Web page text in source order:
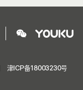
津ICP备18003230号